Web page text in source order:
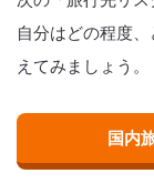
自分はどの程度
えてみましょう。
国内